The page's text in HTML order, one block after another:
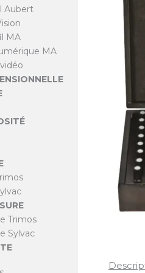
Aubert
MA
MA
Trimos
Sylvac